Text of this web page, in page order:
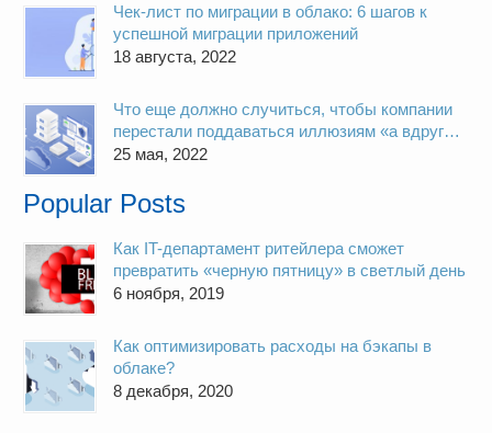
Чек-лист по миграции в облако: 6 шагов к
успешной миграции приложений
18 августа, 2022
Что еще должно случиться, чтобы компании
перестали поддаваться иллюзиям «а вдруг
пронесет»
25 мая, 2022
Popular Posts
Как IT-департамент ритейлера сможет
превратить «черную пятницу» в светлый день
6 ноября, 2019
Как оптимизировать расходы на бэкапы в
облаке?
8 декабря, 2020